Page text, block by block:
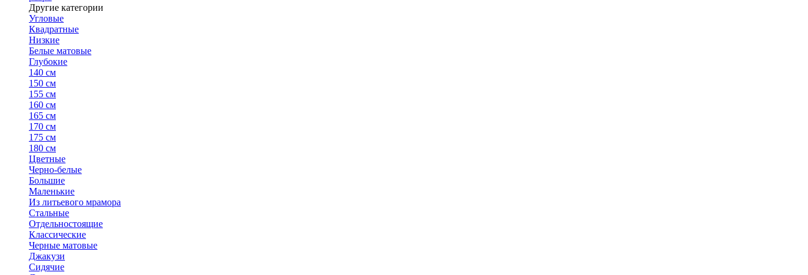
Другие категории
Угловые
Квадратные
Низкие
Белые матовые
Глубокие
140 см
150 см
155 см
160 см
165 см
170 см
175 см
180 см
Цветные
Черно-белые
Большие
Маленькие
Из литьевого мрамора
Стальные
Отдельностоящие
Классические
Черные матовые
Джакузи
Сидячие